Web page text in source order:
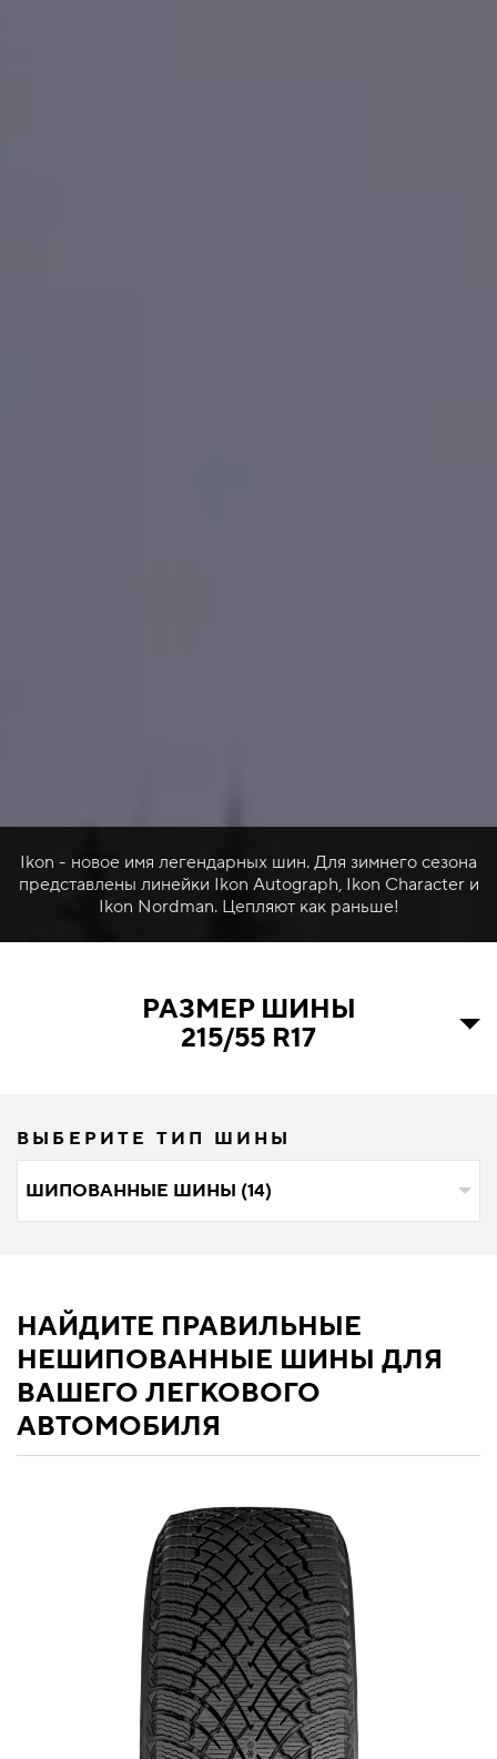
Ikon - новое имя легендарных шин. Для зимнего сезона
представлены линейки Ikon Autograph, Ikon Character и
Ikon Nordman. Цепляют как раньше!
РАЗМЕР ШИНЫ
215/55 R17
ВЫБЕРИТЕ ТИП ШИНЫ
ШИПОВАННЫЕ ШИНЫ (14)
НАЙДИТЕ ПРАВИЛЬНЫЕ
НЕШИПОВАННЫЕ ШИНЫ ДЛЯ
ВАШЕГО ЛЕГКОВОГО
АВТОМОБИЛЯ